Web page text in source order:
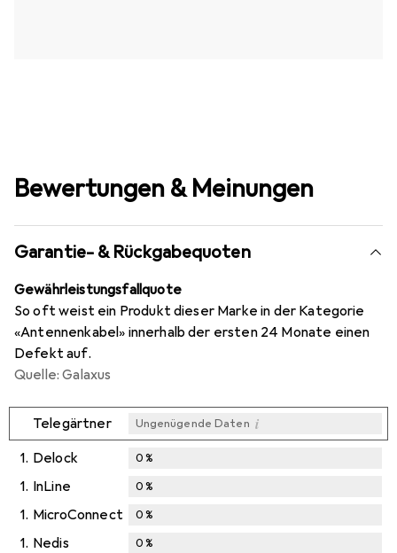
Bewertungen & Meinungen
Garantie- & Rückgabequoten
Gewährleistungsfallquote
So oft weist ein Produkt dieser Marke in der Kategorie
«Antennenkabel» innerhalb der ersten 24 Monate einen
Defekt auf.
Quelle: Galaxus
Telegärtner Ungenügende Daten i
1. Delock 0%
1. InLine 0%
1. MicroConnect 0%
1. Nedis 0%